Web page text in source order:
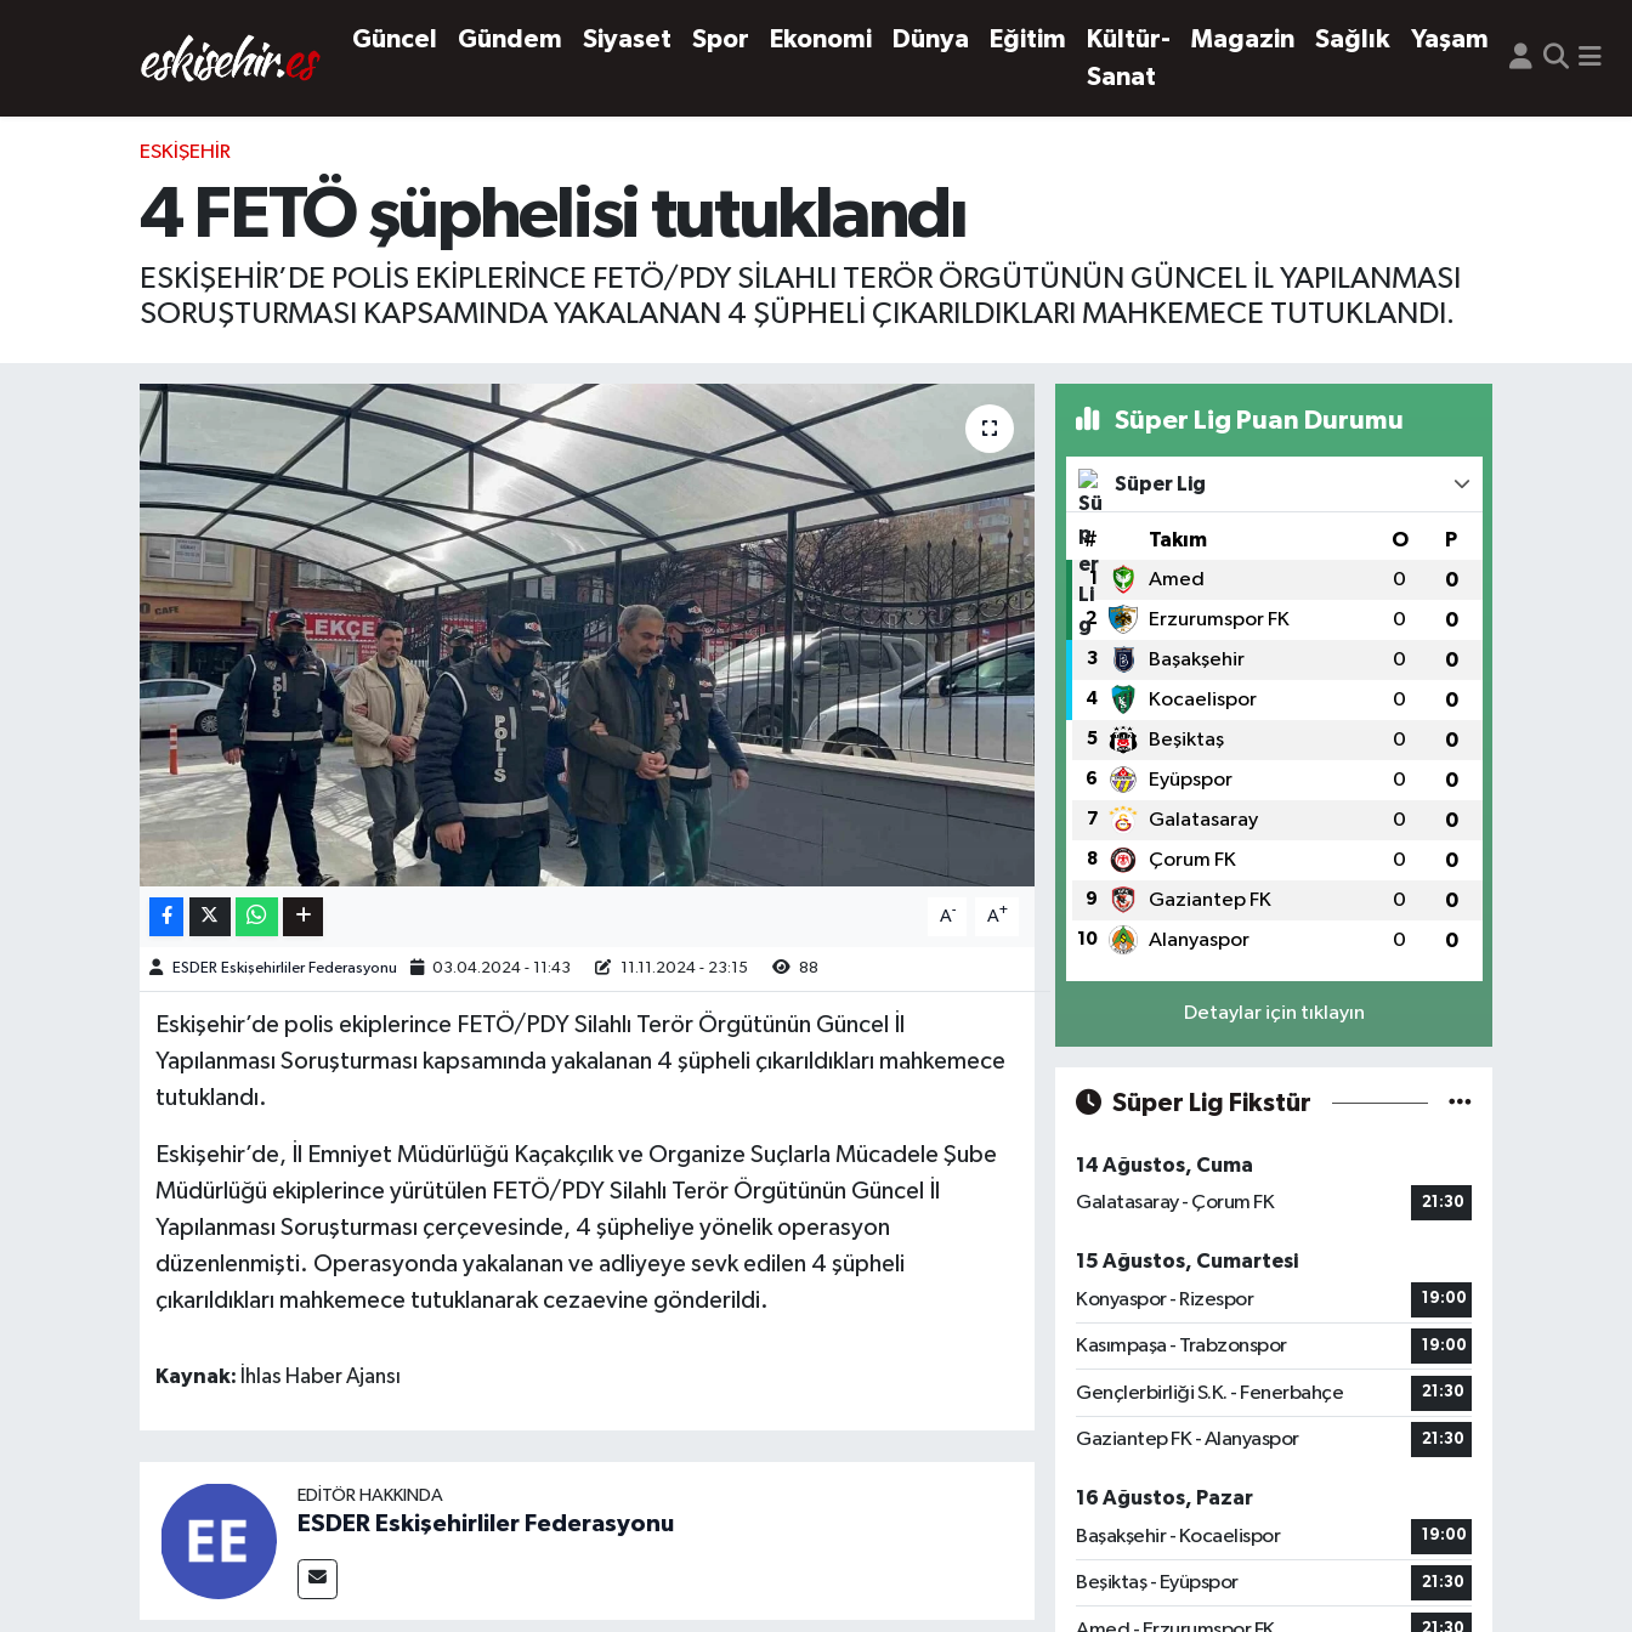
Güncel Gündem Siyaset Spor Ekonomi Dünya Eğitim
Kültür-
Sanat
Magazin Sağlık Yaşam
ESKIŞEHIR
4 FETÖ şüphelisi tutuklandı
ESKİŞEHİR’DE POLİS EKİPLERİNCE FETÖ/PDY SİLAHLI TERÖR ÖRGÜTÜNÜN GÜNCEL İL YAPILANMASI
SORUŞTURMASI KAPSAMINDA YAKALANAN 4 ŞÜPHELİ ÇIKARILDIKLARI MAHKEMECE TUTUKLANDI.
A- A+
ESDER Eskişehirliler Federasyonu 03.04.2024 - 11:43 11.11.2024 - 23:15 88
Eskişehir’de polis ekiplerince FETÖ/PDY Silahlı Terör Örgütünün Güncel İl
Yapılanması Soruşturması kapsamında yakalanan 4 şüpheli çıkarıldıkları mahkemece
tutuklandı.
Eskişehir’de, İl Emniyet Müdürlüğü Kaçakçılık ve Organize Suçlarla Mücadele Şube
Müdürlüğü ekiplerince yürütülen FETÖ/PDY Silahlı Terör Örgütünün Güncel İl
Yapılanması Soruşturması çerçevesinde, 4 şüpheliye yönelik operasyon
düzenlenmişti. Operasyonda yakalanan ve adliyeye sevk edilen 4 şüpheli
çıkarıldıkları mahkemece tutuklanarak cezaevine gönderildi.
Kaynak: İhlas Haber Ajansı
EDITÖR HAKKINDA
ESDER Eskişehirliler Federasyonu
Süper Lig Puan Durumu
Süper Lig
# Takım O P
1 Amed 0 0
2 Erzurumspor FK 0 0
3 Başakşehir 0 0
4 Kocaelispor 0 0
5 Beşiktaş 0 0
6 Eyüpspor 0 0
7 Galatasaray 0 0
8 Çorum FK 0 0
9 Gaziantep FK 0 0
10 Alanyaspor 0 0
Detaylar için tıklayın
Süper Lig Fikstür
14 Ağustos, Cuma
Galatasaray - Çorum FK
21:30
15 Ağustos, Cumartesi
Konyaspor - Rizespor
19:00
Kasımpaşa - Trabzonspor 19:00
Gençlerbirliği S.K. - Fenerbahçe 21:30
Gaziantep FK - Alanyaspor 21:30
16 Ağustos, Pazar
Başakşehir - Kocaelispor
19:00
Beşiktaş - Eyüpspor 21:30